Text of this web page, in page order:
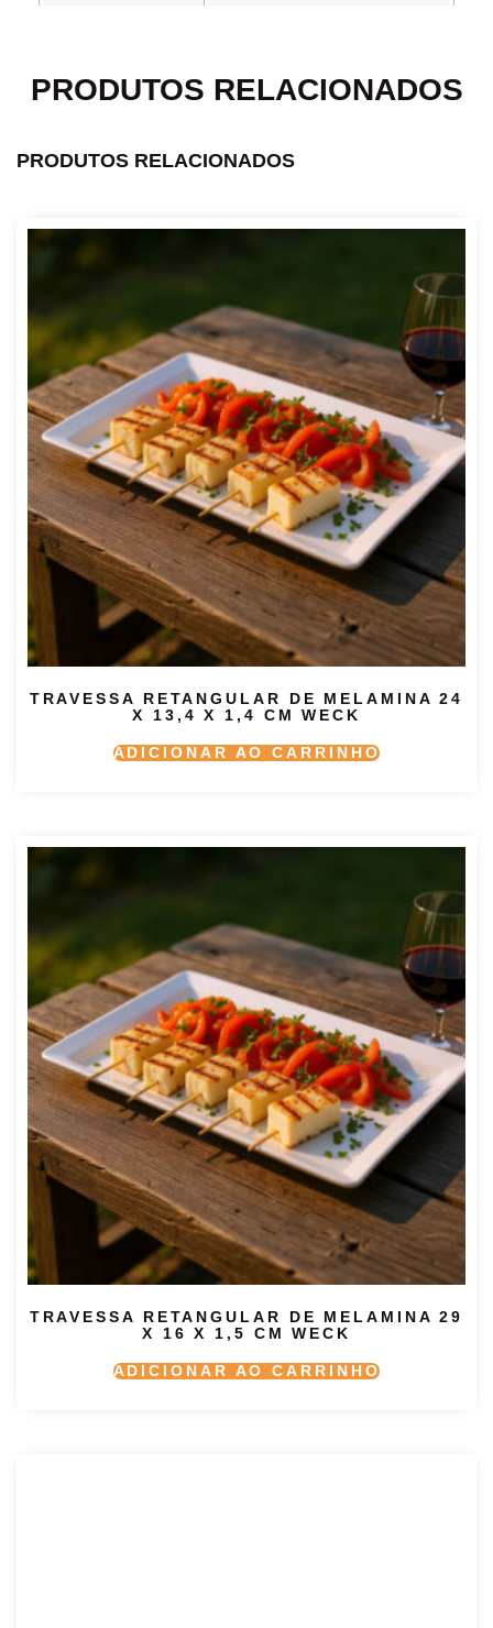
PRODUTOS RELACIONADOS
PRODUTOS RELACIONADOS
TRAVESSA RETANGULAR DE MELAMINA 24
X 13,4 X 1,4 CM WECK
ADICIONAR AO CARRINHO
TRAVESSA RETANGULAR DE MELAMINA 29
X 16 X 1,5 CM WECK
ADICIONAR AO CARRINHO